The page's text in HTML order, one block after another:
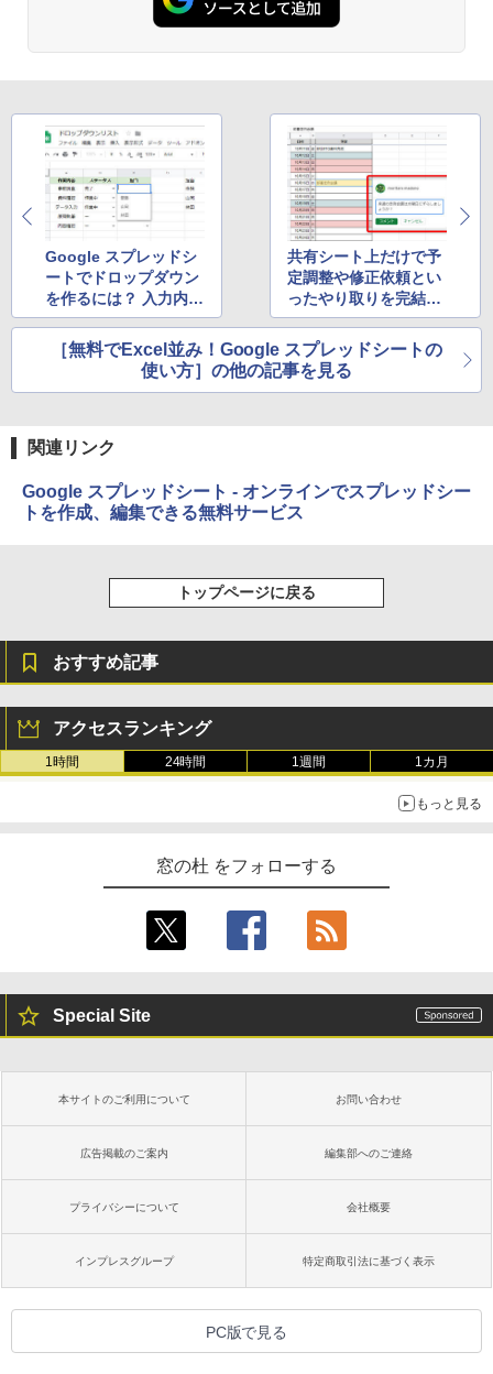
Kindle Paperwhite シグニチャーエディ
￥27,980
Amazon Kindle Paperwhite (16GB) 7イ
ンチディスプレイ、色調調節ライト、12
週間持続バッテリー、広告なし、ブラッ
ク
￥22,980
Amazon Kindle Colorsoft | 16GBストレ
ージ、防水、7インチカラーディスプレ
イ、色調調節ライト、最大8週間持続バッ
レージ、ノート機能搭載、明るさ自動調
整、色調調節ライト、プレミアムペン付
き、グラファイト
Google スプレッドシ
ートでドロップダウン
を作るには？ 入力内容
をリストから選択させ
てミスを軽減
共有シート上だけで予
定調整や修正依頼とい
ったやり取りを完結！
スプシのコメント機能
を使いこなす
［無料でExcel並み！Google スプレッドシートの
使い方］の他の記事を見る
関連リンク
Google スプレッドシート - オンラインでスプレッドシー
トを作成、編集できる無料サービス
トップページに戻る
おすすめ記事
アクセスランキング
1時間 24時間 1週間 1カ月
もっと見る
窓の杜 をフォローする
Special Site
本サイトのご利用について お問い合わせ
広告掲載のご案内 編集部へのご連絡
プライバシーについて 会社概要
インプレスグループ 特定商取引法に基づく表示
PC版で見る